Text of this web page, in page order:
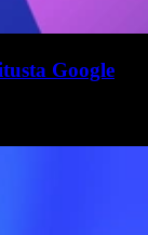
Google